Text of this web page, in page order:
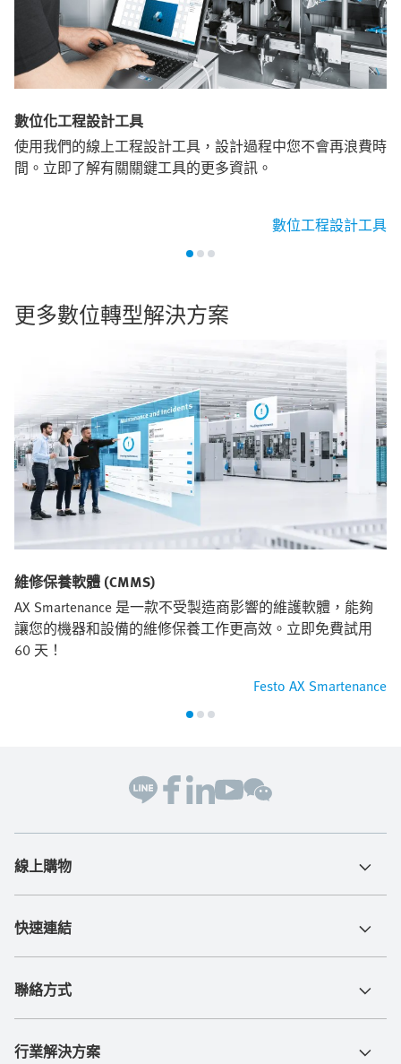
數位化工程設計工具
使用我們的線上工程設計工具，設計過程中您不會再浪費時
間。立即了解有關關鍵工具的更多資訊。
數位工程設計工具
更多數位轉型解決方案
維修保養軟體 (CMMS)
AX Smartenance 是一款不受製造商影響的維護軟體，能夠
讓您的機器和設備的維修保養工作更高效。立即免費試用
60 天！
Festo AX Smartenance
線上購物
快速連結
聯絡方式
行業解決方案